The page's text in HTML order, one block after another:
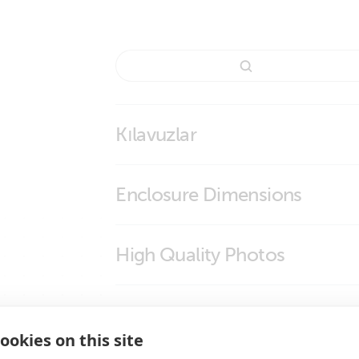
on this site
Kılavuzlar
Enclosure Dimensions
High Quality Photos